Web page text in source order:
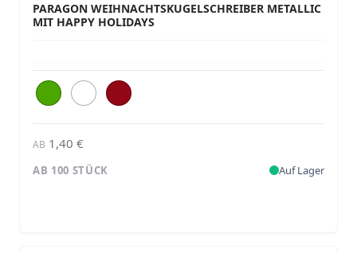
PARAGON WEIHNACHTSKUGELSCHREIBER METALLIC
MIT HAPPY HOLIDAYS
AB 1,40 €
AB 100 STÜCK Auf Lager